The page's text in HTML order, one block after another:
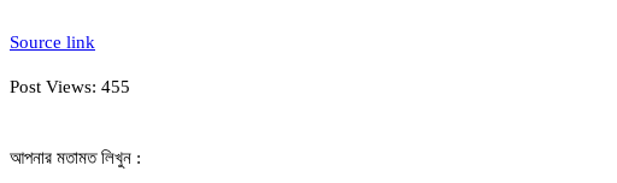
Source link
Post Views: 455
আপনার মতামত লিখুন :